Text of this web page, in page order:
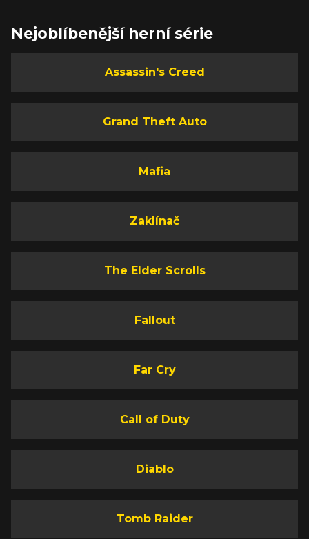
Nejoblíbenější herní série
Assassin's Creed
Grand Theft Auto
Mafia
Zaklínač
The Elder Scrolls
Fallout
Far Cry
Call of Duty
Diablo
Tomb Raider